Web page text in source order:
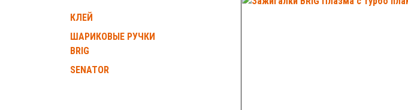
КЛЕЙ
ШАРИКОВЫЕ РУЧКИ
BRIG
SENATOR